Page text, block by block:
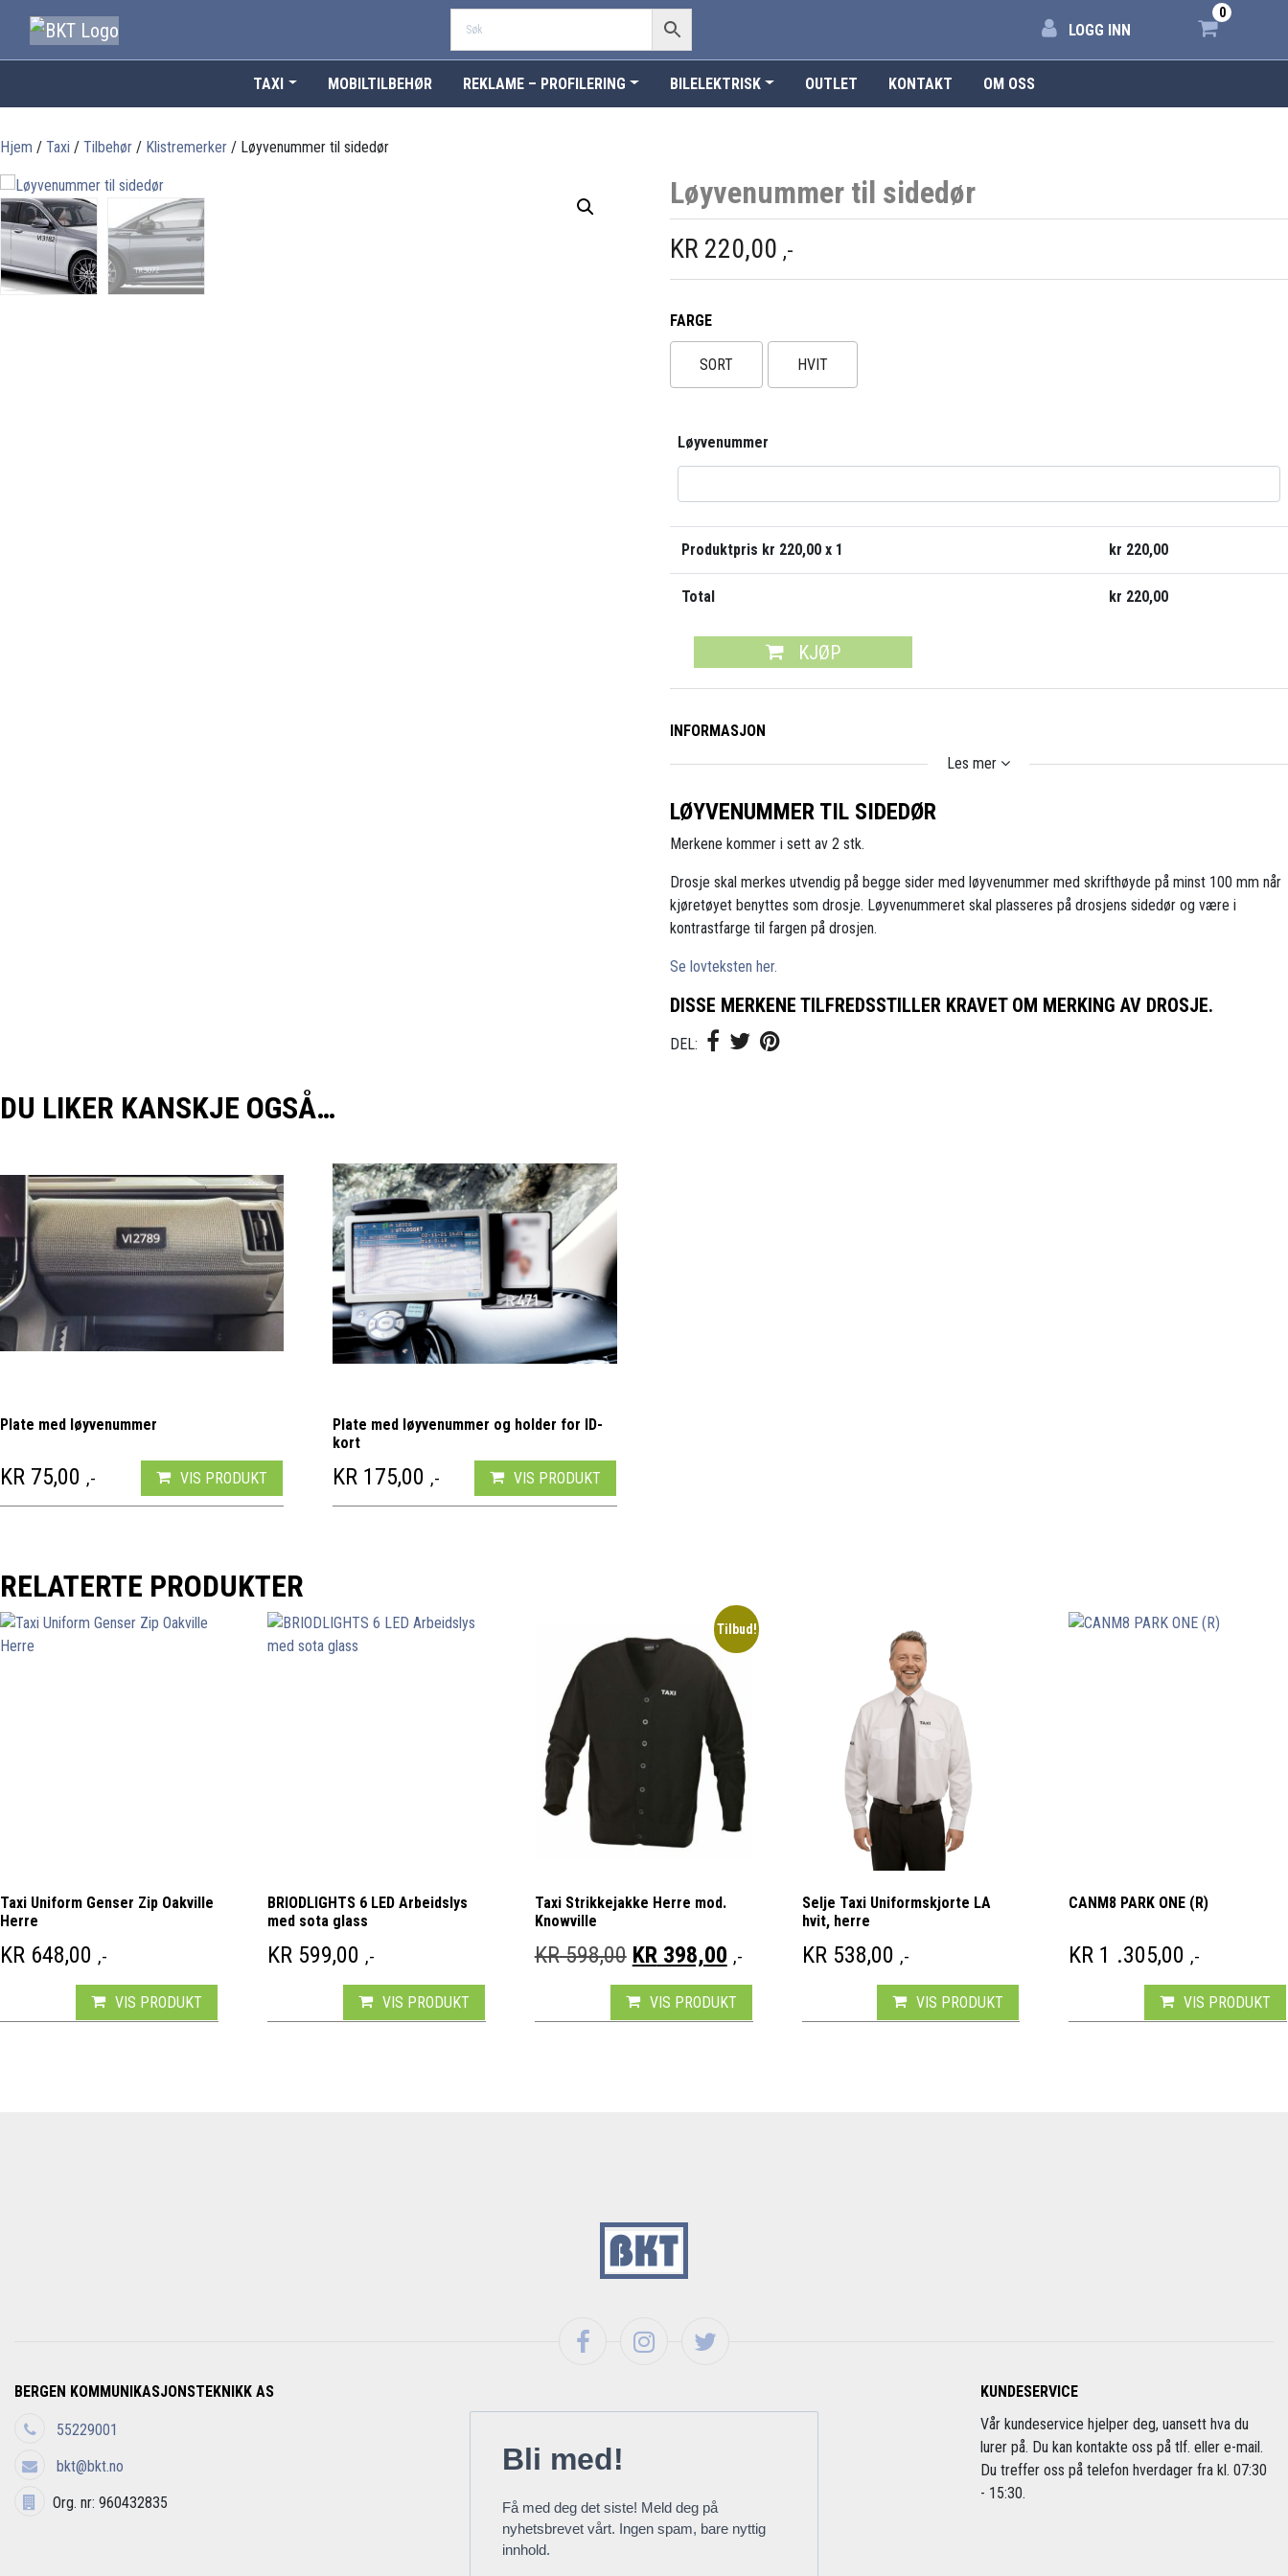
LOGG INN
0
TAXI MOBILTILBEHØR REKLAME – PROFILERING BILELEKTRISK OUTLET KONTAKT OM OSS
Hjem / Taxi / Tilbehør / Klistremerker / Løyvenummer til sidedør
Produktnummer:
Løyvenummer til sidedør
KR 220,00 ,-
FARGE
SORT HVIT
Løyvenummer
Produktpris kr 220,00x 1 kr 220,00
Total kr 220,00
KJØP
INFORMASJON
Les mer
LØYVENUMMER TIL SIDEDØR
Merkene kommer i sett av 2 stk.
Drosje skal merkes utvendig på begge sider med løyvenummer med skrifthøyde på minst 100 mm når
kjøretøyet benyttes som drosje. Løyvenummeret skal plasseres på drosjens sidedør og være i
kontrastfarge til fargen på drosjen.
Se lovteksten her.
DISSE MERKENE TILFREDSSTILLER KRAVET OM MERKING AV DROSJE.
DEL:
DU LIKER KANSKJE OGSÅ…
Plate med løyvenummer
KR 75,00 ,- VIS PRODUKT
Plate med løyvenummer og holder for ID-
kort
KR 175,00 ,- VIS PRODUKT
RELATERTE PRODUKTER
Taxi Uniform Genser Zip Oakville
Herre
KR 648,00 ,-
VIS PRODUKT
BRIODLIGHTS 6 LED Arbeidslys
med sota glass
KR599,00 ,-
VIS PRODUKT
Tilbud!
Taxi Strikkejakke Herre mod.
Knowville
KR598,00 OPPRINNELIG PRIS VAR: KR 598,00.
KR398,00NÅVÆRENDE PRIS ER: KR 398,00.
,-
VIS PRODUKT
Selje Taxi Uniformskjorte LA
hvit, herre
KR538,00 ,-
VIS PRODUKT
CANM8 PARK ONE (R)
KR 1 .305,00 ,-
VIS PRODUKT
BERGEN KOMMUNIKASJONSTEKNIKK AS
55229001
bkt@bkt.no
Org. nr: 960432835
Bli med!
Få med deg det siste! Meld deg på
nyhetsbrevet vårt. Ingen spam, bare nyttig
innhold.
KUNDESERVICE
Vår kundeservice hjelper deg, uansett hva du
lurer på. Du kan kontakte oss på tlf. eller e-mail.
Du treffer oss på telefon hverdager fra kl. 07:30
- 15:30.